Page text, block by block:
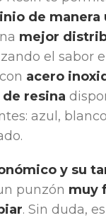
de
mejor
el sabor
acero
resina
azul,
y su
punzón muy
. Sin duda,